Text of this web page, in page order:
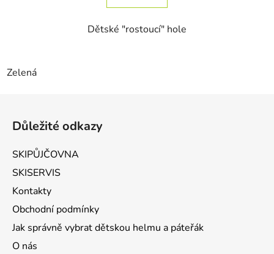
Dětské "rostoucí" hole
Zelená
Důležité odkazy
SKIPŮJČOVNA
SKISERVIS
Kontakty
Obchodní podmínky
Jak správně vybrat dětskou helmu a páteřák
O nás